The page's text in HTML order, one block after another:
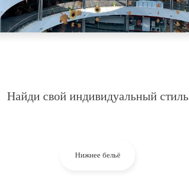
Найди свой индивидуальный стиль
Нижнее бельё